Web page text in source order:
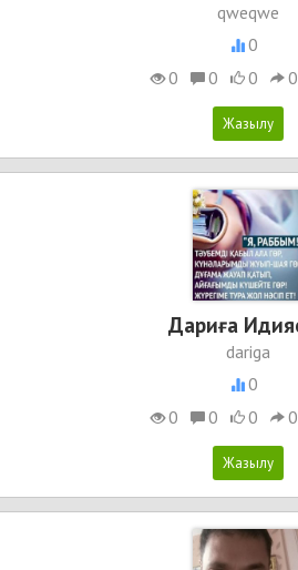
qweqwe
0
0
0 0 0
Дариға
dariga
0
0
0 0 0